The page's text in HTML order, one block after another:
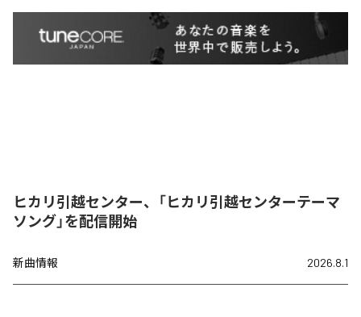
ヒカリ引越センター、「ヒカリ引越センターテーマ
ソング」を配信開始
新曲情報 2026.8.1